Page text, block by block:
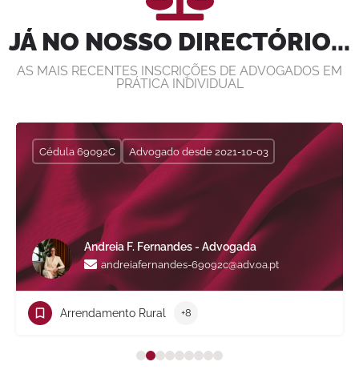
JÁ NO NOSSO DIRECTÓRIO...
AS MAIS RECENTES INSCRIÇÕES DE ADVOGADOS EM
PRÁTICA INDIVIDUAL
Andreia F. Fernandes - Advogada
andreiafernandes-69092c@adv.oa.pt
Cédula 69092C Advogado desde 2021-10-03
Arrendamento Rural +8